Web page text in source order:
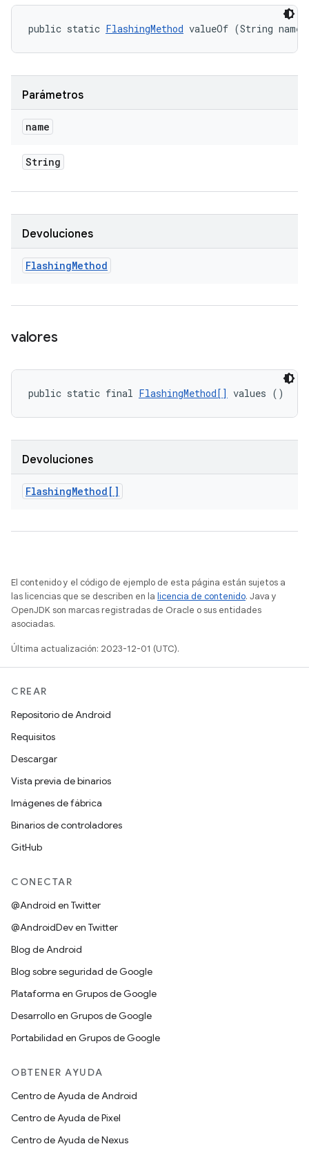
public static FlashingMethod valueOf (String name)
Parámetros
name
String
Devoluciones
FlashingMethod
valores
public static final FlashingMethod[] values ()
Devoluciones
FlashingMethod[]
El contenido y el código de ejemplo de esta página están sujetos a
las licencias que se describen en la licencia de contenido. Java y
OpenJDK son marcas registradas de Oracle o sus entidades
asociadas.
Última actualización: 2023-12-01 (UTC).
CREAR
Repositorio de Android
Requisitos
Descargar
Vista previa de binarios
Imágenes de fábrica
Binarios de controladores
GitHub
CONECTAR
@Android en Twitter
@AndroidDev en Twitter
Blog de Android
Blog sobre seguridad de Google
Plataforma en Grupos de Google
Desarrollo en Grupos de Google
Portabilidad en Grupos de Google
OBTENER AYUDA
Centro de Ayuda de Android
Centro de Ayuda de Pixel
Centro de Ayuda de Nexus